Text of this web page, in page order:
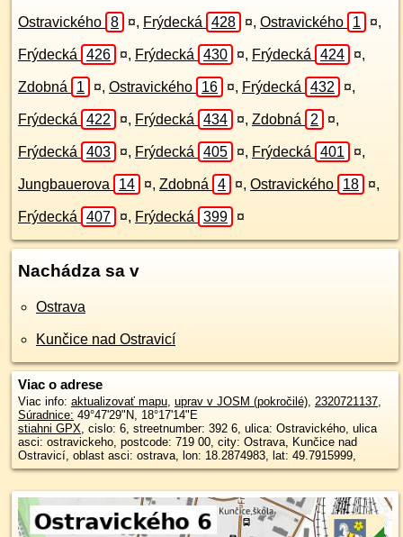
Ostravického 8 ¤, Frýdecká 428 ¤, Ostravického 1 ¤,
Frýdecká 426 ¤, Frýdecká 430 ¤, Frýdecká 424 ¤,
Zdobná 1 ¤, Ostravického 16 ¤, Frýdecká 432 ¤,
Frýdecká 422 ¤, Frýdecká 434 ¤, Zdobná 2 ¤,
Frýdecká 403 ¤, Frýdecká 405 ¤, Frýdecká 401 ¤,
Jungbauerova 14 ¤, Zdobná 4 ¤, Ostravického 18 ¤,
Frýdecká 407 ¤, Frýdecká 399 ¤
Nachádza sa v
Ostrava
Kunčice nad Ostravicí
Viac o adrese
Viac info: aktualizovať mapu, uprav v JOSM (pokročilé), 2320721137,
Súradnice: 49°47'29"N, 18°17'14"E
stiahni GPX, cislo: 6, streetnumber: 392 6, ulica: Ostravického, ulica
asci: ostravickeho, postcode: 719 00, city: Ostrava, Kunčice nad
Ostravicí, oblast asci: ostrava, lon: 18.2874983, lat: 49.7915999,